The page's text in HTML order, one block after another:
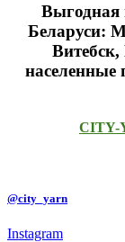
Выгодная
Беларуси:
Витебск,
населенные
CITY-
@city_yarn
Instagram